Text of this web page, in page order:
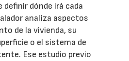
definir dónde irá cada
analiza aspectos
de la vivienda, su
o el sistema de
Ese estudio previo